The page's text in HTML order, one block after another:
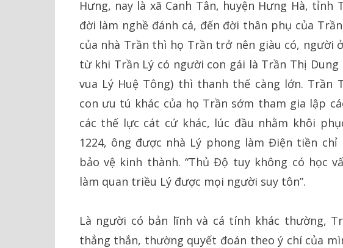
Hưng, nay là xã Canh Tân, huyện Hưng Hà,
đời làm nghề đánh cá, đến đời thân phụ của
của nhà Trần thì họ Trần trở nên giàu có, người
từ khi Trần Lý có người con gái là Trần Thị Dung
vua Lý Huệ Tông) thì thanh thế càng lớn. Trần
con ưu tú khác của họ Trần sớm tham gia lập
các thế lực cát cứ khác, lúc đầu nhằm khôi
1224, ông được nhà Lý phong làm Điện tiền chỉ
bảo vệ kinh thành. “Thủ Độ tuy không có học
làm quan triều Lý được mọi người suy tôn”.
Là người có bản lĩnh và cá tính khác thường,
thẳng thắn, thường quyết đoán theo ý chí của